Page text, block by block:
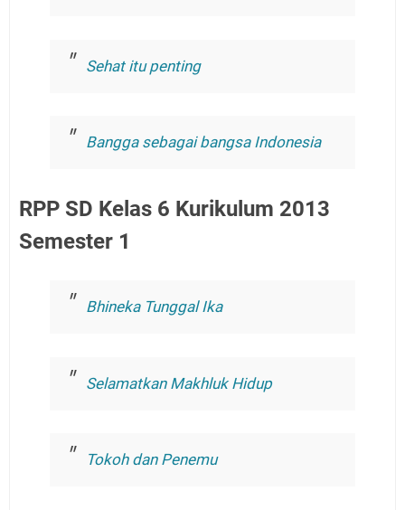
Sehat itu penting
Bangga sebagai bangsa Indonesia
RPP SD Kelas 6 Kurikulum 2013
Semester 1
Bhineka Tunggal Ika
Selamatkan Makhluk Hidup
Tokoh dan Penemu